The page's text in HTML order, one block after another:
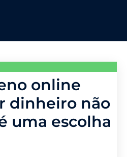
online
dinheiro não
uma escolha